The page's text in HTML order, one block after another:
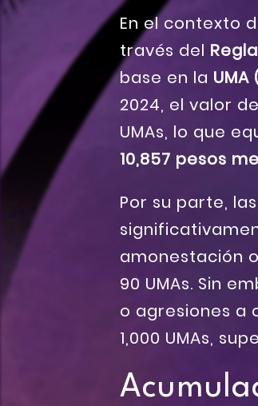
En el contexto
través del
base en la
2024, el valor
UMAs, lo que
10,857 pesos
Por su parte, las
amonestación
90 UMAs. Sin
o agresiones a
1,000 UMAs,